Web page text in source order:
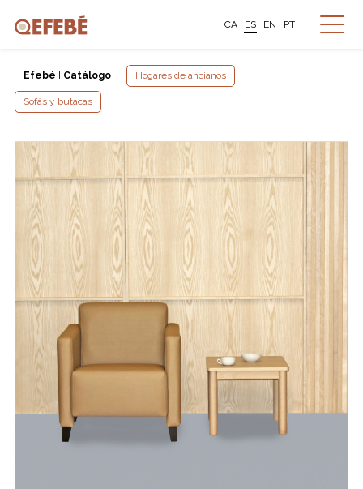
CA ES EN PT
Efebé Catálogo Hogares de ancianos
Sofás y butacas